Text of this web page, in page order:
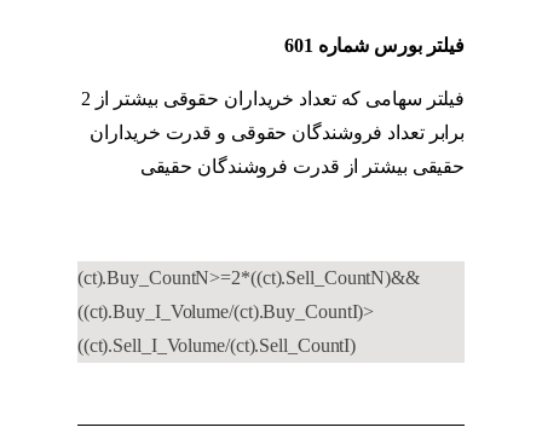
فیلتر بورس شماره 601
فیلتر سهامی که تعداد خریداران حقوقی بیشتر از 2
برابر تعداد فروشندگان حقوقی و قدرت خریداران
حقیقی بیشتر از قدرت فروشندگان حقیقی
(ct).Buy_CountN>=2*((ct).Sell_CountN)&&
((ct).Buy_I_Volume/(ct).Buy_CountI)>
((ct).Sell_I_Volume/(ct).Sell_CountI)